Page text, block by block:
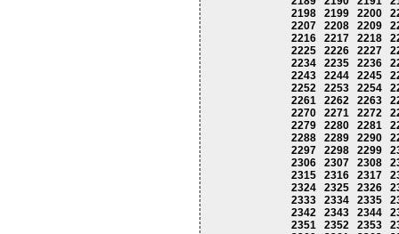
2198
2199 2200
2207
2208 2209
2216
2217 2218
2225
2226 2227
2234
2235 2236
2243
2244 2245
2252
2253 2254
2261
2262 2263
2270
2271 2272
2279
2280 2281
2288
2289 2290
2297
2298 2299
2306
2307 2308
2315
2316 2317
2324
2325 2326
2333
2334 2335
2342
2343 2344
2351
2352 2353